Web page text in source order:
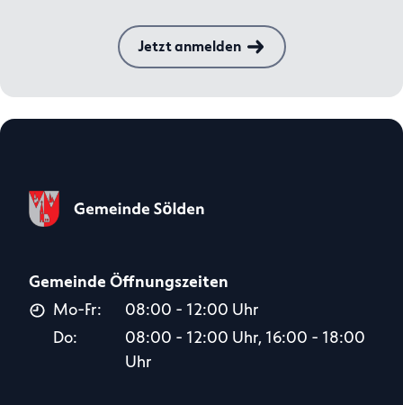
Jetzt anmelden
Gemeinde Öffnungszeiten
Mo-Fr:
08:00 - 12:00 Uhr
Do:
08:00 - 12:00 Uhr, 16:00 - 18:00
Uhr